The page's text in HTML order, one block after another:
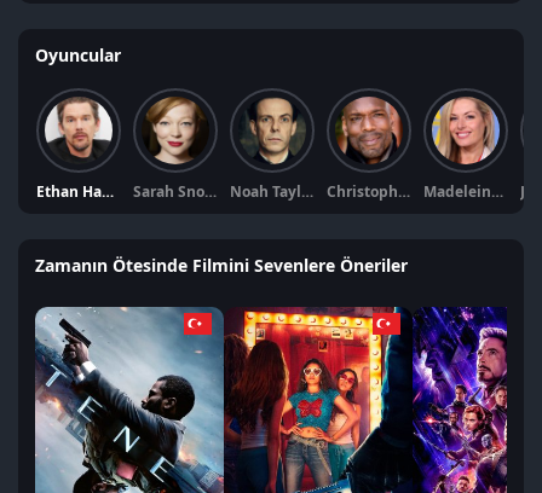
Oyuncular
Ethan Hawke Sarah Snook Noah Taylor Christopher Kirby Madeleine West
Zamanın Ötesinde Filmini Sevenlere Öneriler